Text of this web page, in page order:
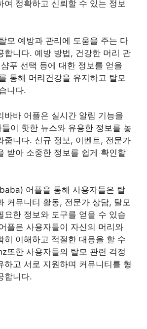
여 정확하고 신뢰할 수 있는 정보
모 예방과 관리에 도움을 주는 다
합니다. 예방 방법, 건강한 머리 관
푸 선택 등에 대한 정보를 얻을
통해 머리건강을 유지하고 탈모
니다.
바바 어플은 실시간 알림 기능을
이 핫한 뉴스와 유용한 정보를 놓
줍니다. 신규 정보, 이벤트, 전문가
받아 소중한 정보를 쉽게 확인할
어플을 통해 사용자들은 탈
커뮤니티 활동, 전문가 상담, 탈모
요한 정보와 도구를 얻을 수 있습
플은 사용자들이 자신의 머리와
히 이해하고 적절한 대응을 할 수
또한 사용자들의 탈모 관련 걱정
하고 서로 지원하며 커뮤니티를 형
합니다.